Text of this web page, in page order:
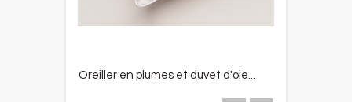
Oreiller en plumes et duvet d'oie...